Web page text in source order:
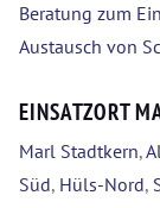
Beratung zum
Austausch von
EINSATZORT
Marl Stadtkern,
Süd, Hüls-Nord,